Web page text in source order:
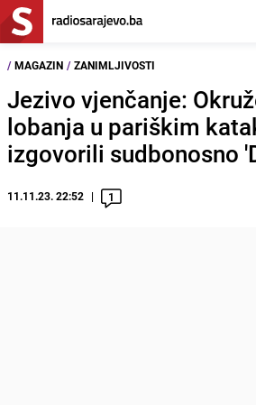
/ MAGAZIN / ZANIMLJIVOSTI
Jezivo vjenčanje:
lobanja u pariškim
izgovorili sudbonosno
11.11.23. 22:52 1